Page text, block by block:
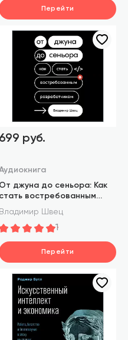
Перейти
699 руб.
От джуна до сеньора: Как
стать востребованным
разработчиком
Владимир Швец
1
Перейти